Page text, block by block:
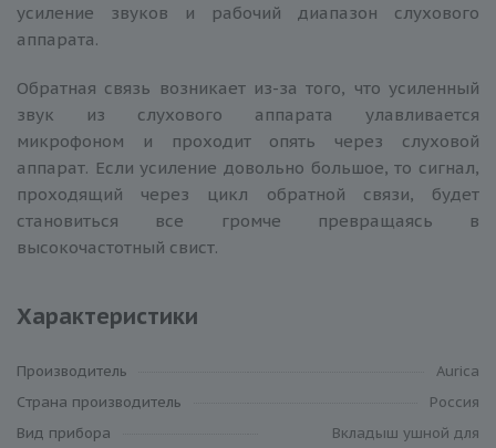
усиление звуков и рабочий диапазон слухового
аппарата.
Обратная связь возникает из-за того, что усиленный
звук из слухового аппарата улавливается
микрофоном и проходит опять через слуховой
аппарат. Если усиление довольно большое, то сигнал,
проходящий через цикл обратной связи, будет
становиться все громче превращаясь в
высокочастотный свист.
Характеристики
Производитель
Aurica
Cтрана производитель
Россия
Вид прибора
Вкладыш ушной для